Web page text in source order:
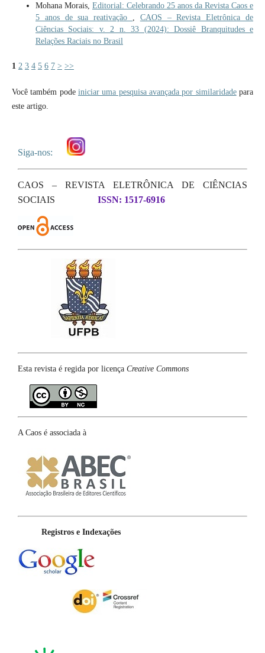
Mohana Morais, Editorial: Celebrando 25 anos da Revista Caos e
5 anos de sua reativação
CAOS – Revista Eletrônica de
Ciências Sociais: v. 2 n. 33 (2024): Dossiê Branquitudes e
Relações Raciais no Brasil
1 2 3 4 5 6 7 > >>
Você também pode iniciar uma pesquisa avançada por similaridadepara
este artigo.
Siga-nos:
CAOS – REVISTA ELETRÔNICA DE CIÊNCIAS
SOCIAIS
ISSN: 1517-6916
Esta revista é regida por licença Creative Commons
A Caos é associada à
Registros e Indexações